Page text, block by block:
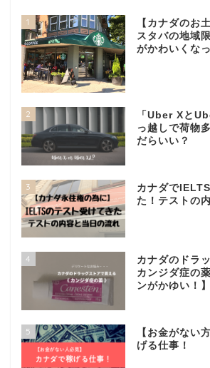
1
【カナダのお
スタバの地域
がかわいくな
2
「Uber Xと
っ越しで荷物
だらいい？
3
カナダで
た！テストの
4
カナダのドラ
カンジダ症の
ンがかゆい！】
5
【お金がない
げる仕事！